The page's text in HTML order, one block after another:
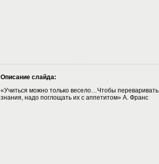
Описание слайда:
«Учиться можно только весело…Чтобы переваривать
знания, надо поглощать их с аппетитом» А. Франс